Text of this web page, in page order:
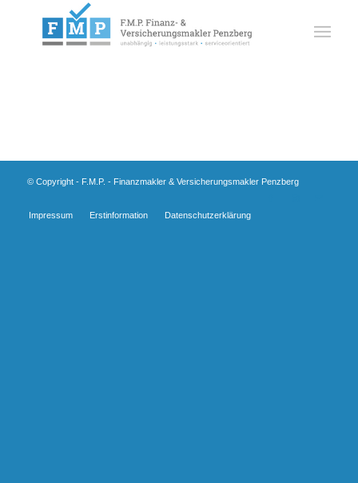
© Copyright - F.M.P. - Finanzmakler & Versicherungsmakler Penzberg
Impressum Erstinformation Datenschutzerklärung